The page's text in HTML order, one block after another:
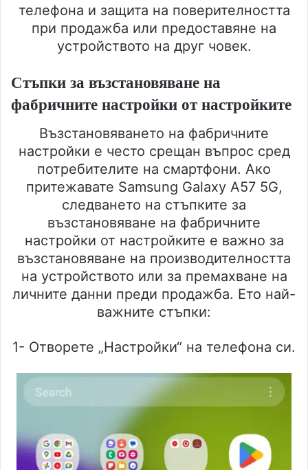
телефона и защита на поверителността
при продажба или предоставяне на
устройството на друг човек.
Стъпки за възстановяване на
фабричните настройки от настройките
Възстановяването на фабричните
настройки е често срещан въпрос сред
потребителите на смартфони. Ако
притежавате Samsung Galaxy A57 5G,
следването на стъпките за
възстановяване на фабричните
настройки от настройките е важно за
възстановяване на производителността
на устройството или за премахване на
личните данни преди продажба. Ето най-
важните стъпки:
1- Отворете „Настройки“ на телефона си.